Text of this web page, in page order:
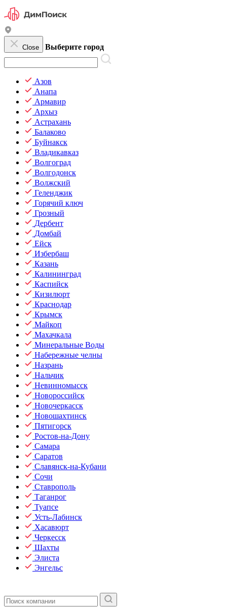
Close Выберите город
Азов
Анапа
Армавир
Архыз
Астрахань
Балаково
Буйнакск
Владикавказ
Волгоград
Волгодонск
Волжский
Геленджик
Горячий ключ
Грозный
Дербент
Домбай
Ейск
Избербаш
Казань
Калининград
Каспийск
Кизилюрт
Краснодар
Крымск
Майкоп
Махачкала
Минеральные Воды
Набережные челны
Назрань
Нальчик
Невинномысск
Новороссийск
Новочеркасск
Новошахтинск
Пятигорск
Ростов-на-Дону
Самара
Саратов
Славянск-на-Кубани
Сочи
Ставрополь
Таганрог
Туапсе
Усть-Лабинск
Хасавюрт
Черкесск
Шахты
Элиста
Энгельс